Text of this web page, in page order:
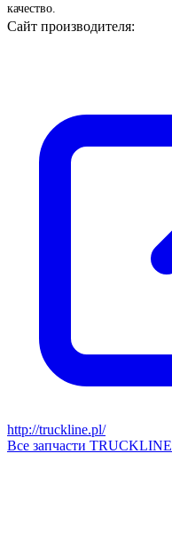
качество.
Сайт производителя:
http://truckline.pl/
Все запчасти TRUCKLINE